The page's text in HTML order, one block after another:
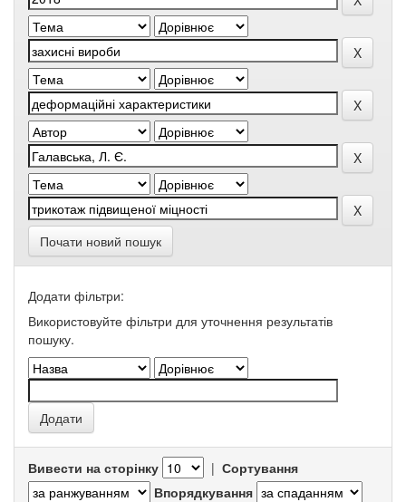
Почати новий пошук
Додати фільтри:
Використовуйте фільтри для уточнення результатів
пошуку.
Вивести на сторінку | Сортування
Впорядкування